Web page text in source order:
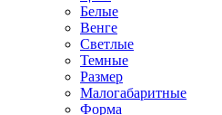
Белые
Венге
Светлые
Темные
Размер
Малогабаритные
Форма